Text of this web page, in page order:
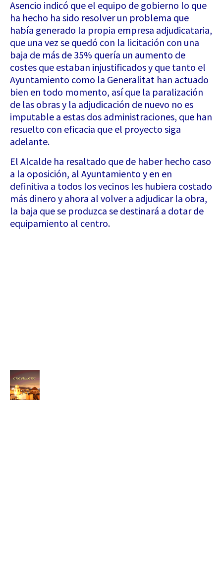
Asencio indicó que el equipo de gobierno lo que
ha hecho ha sido resolver un problema que
había generado la propia empresa adjudicataria,
que una vez se quedó con la licitación con una
baja de más de 35% quería un aumento de
costes que estaban injustificados y que tanto el
Ayuntamiento como la Generalitat han actuado
bien en todo momento, así que la paralización
de las obras y la adjudicación de nuevo no es
imputable a estas dos administraciones, que han
resuelto con eficacia que el proyecto siga
adelante.
El Alcalde ha resaltado que de haber hecho caso
a la oposición, al Ayuntamiento y en en
definitiva a todos los vecinos les hubiera costado
más dinero y ahora al volver a adjudicar la obra,
la baja que se produzca se destinará a dotar de
equipamiento al centro.